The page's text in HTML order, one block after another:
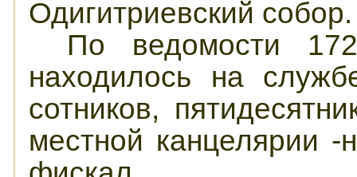
Одигитриевский собор.
По ведомости
находилось на
сотников,
местной канцелярии